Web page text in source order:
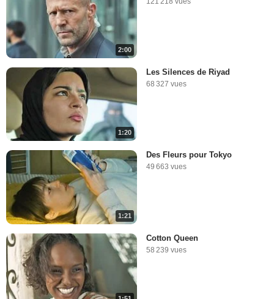
2:00
1:20
Les Silences de Riyad
68 327 vues
1:21
Des Fleurs pour Tokyo
49 663 vues
Cotton Queen
58 239 vues